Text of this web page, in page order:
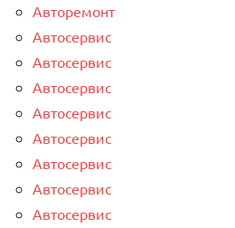
Авторемонт
Автосервис
Автосервис
Автосервис
Автосервис
Автосервис
Автосервис
Автосервис
Автосервис